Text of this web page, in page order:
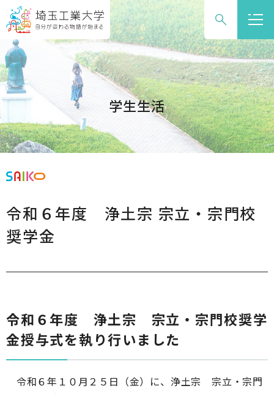
ロ
バ
ル
ナ
ゲ
ー
ョ
へ
文
ー
ル
ナ
ビ
ー
シ
ン
ッ
ー
へ
学生生活
令和６年度 浄土宗 宗立・宗門校
奨学金
令和６年度 浄土宗 宗立・宗門校奨学
金授与式を執り行いました
令和６年１０月２５日（金）に、浄土宗 宗立・宗門